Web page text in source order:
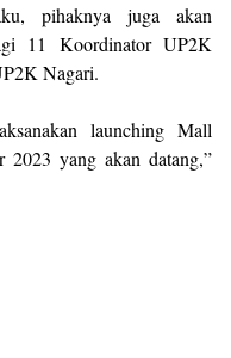
pihaknya juga akan
11 Koordinator UP2K
Nagari.
launching Mall
yang akan datang,”